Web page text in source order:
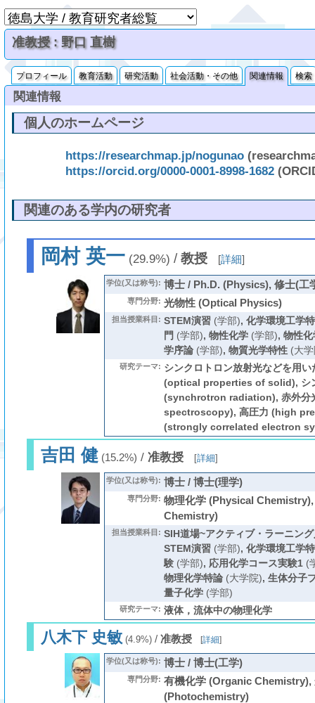
准教授 : 野口 直樹
プロフィール 教育活動 研究活動 社会活動・その他 関連情報 検索
関連情報
個人のホームページ
https://researchmap.jp/nogunao
https://orcid.org/0000-0001-8998-1682
関連のある学内の研究者
岡村 英一(29.9%) /教授 [詳細]
学位(又は称号): 博士 / Ph.D. (Physics), 修士(工
専門分野: 光物性 (Optical Physics)
担当授業科目: STEM演習(学部), 化学環境工学
門 (学部), 物性化学(学部), 物性化
学序論(学部), 物質光学特性(大学
研究テーマ: シンクロトロン放射光などを用
(optical properties of solid), シ
(synchrotron radiation), 赤外分
spectroscopy), 高圧力 (high
(strongly correlated electron
吉田 健 (15.2%) / 准教授 [詳細]
学位(又は称号): 博士 / 博士(理学)
専門分野: 物理化学 (Physical
Chemistry)
担当授業科目: SIH道場~アクティブ・ラーニン
STEM演習(学部), 化学環境工学
験(学部), 応用化学コース実験1(
物理化学特論(大学院), 生体分子
量子化学(学部)
研究テーマ: 液体，流体中の物理化学
八木下 史敏(4.9%)/ 准教授 [詳細]
学位(又は称号): 博士 / 博士(工学)
専門分野: 有機化学 (Organic Chemistry),
(Photochemistry)